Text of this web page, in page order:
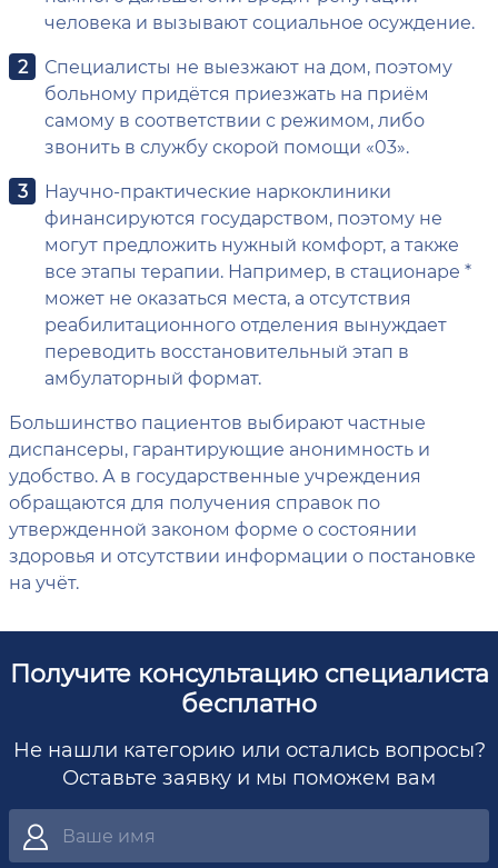
человека и вызывают социальное осуждение.
Специалисты не выезжают на дом, поэтому
больному придётся приезжать на приём
самому в соответствии с режимом, либо
звонить в службу скорой помощи «03».
Научно-практические наркоклиники
финансируются государством, поэтому не
могут предложить нужный комфорт, а также
все этапы терапии. Например, в стационаре *
может не оказаться места, а отсутствия
реабилитационного отделения вынуждает
переводить восстановительный этап в
амбулаторный формат.
Большинство пациентов выбирают частные
диспансеры, гарантирующие анонимность и
удобство. А в государственные учреждения
обращаются для получения справок по
утвержденной законом форме о состоянии
здоровья и отсутствии информации о постановке
на учёт.
Получите консультацию специалиста
бесплатно
Не нашли категорию или остались вопросы?
Оставьте заявку и мы поможем вам